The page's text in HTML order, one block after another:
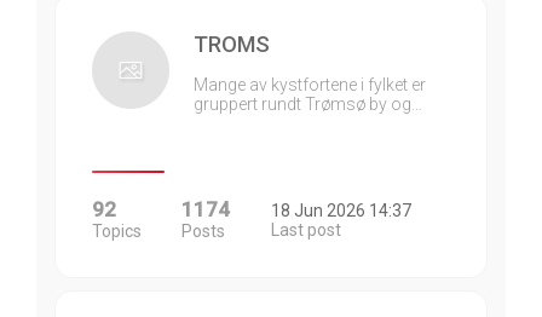
TROMS
Mange av kystfortene i fylket er
gruppert rundt Trømsø by og…
92
Topics
1174
Posts
18 Jun 2026 14:37
Last post